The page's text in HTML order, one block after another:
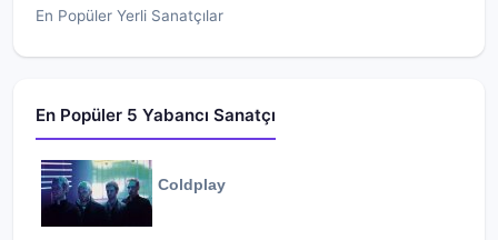
En Popüler Yerli Sanatçılar
En Popüler 5 Yabancı Sanatçı
Coldplay